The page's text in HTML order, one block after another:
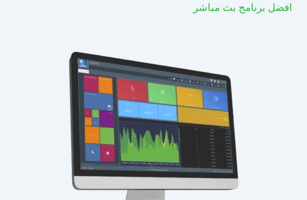
افضل برنامج بث مباشر